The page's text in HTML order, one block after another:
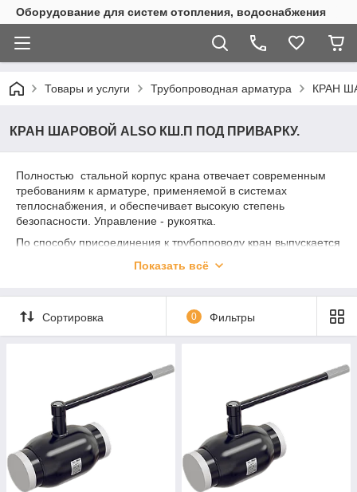
Оборудование для систем отопления, водоснабжения
Товары и услуги Трубопроводная арматура КРАН
КРАН ШАРОВОЙ ALSO КШ.П ПОД ПРИВАРКУ.
Полностью стальной корпус крана отвечает современным
требованиям к арматуре, применяемой в системах
теплоснабжения, и обеспечивает высокую степень
безопасности. Управление - рукоятка.
По способу присоединения к трубопроводу кран выпускается
с фланцами
Основные характеристики:
Номинальное давление: PN 16.
Температурный диапазон: -40° … 150 ℃.
Теплоноситель: вода.
Герметичность класса А согласно ГОСТ 9544.
Показать всё
Сортировка 0 Фильтры